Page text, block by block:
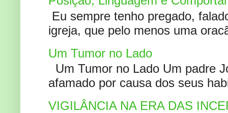
Eu sempre tenho pregado,
igreja, que pelo menos uma
Um Tumor no Lado
Um Tumor no Lado Um padre
afamado por causa dos seus
VIGILÂNCIA NA ERA DAS